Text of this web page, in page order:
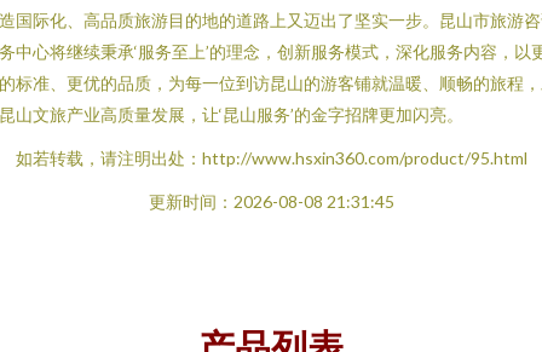
国际化、高品质旅游目的地的道路上又迈出了坚实一步。昆山市旅游
中心将继续秉承‘服务至上’的理念，创新服务模式，深化服务内容，以
标准、更优的品质，为每一位到访昆山的游客铺就温暖、顺畅的旅程
山文旅产业高质量发展，让‘昆山服务’的金字招牌更加闪亮。
如若转载，请注明出处：http://www.hsxin360.com/product/95.html
更新时间：2026-08-08 21:31:45